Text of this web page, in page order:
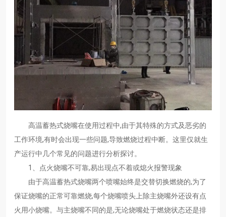
高温蓄热式烧嘴在使用过程中,由于其特殊的方式及恶劣的
工作环境,有时会出现一些问题,导致燃烧过程中断。这里仅就生
产运行中几个常见的问题进行分析探讨。
1、点火烧嘴不可靠,易出现点不着或熄火报警现象
由于高温蓄热式烧嘴两个喷嘴始终是交替切换燃烧的,为了
保证烧嘴的正常可靠燃烧,每个烧嘴喷头上除主烧嘴外还设有点
火用小烧嘴。与主烧嘴不同的是,无论烧嘴处于燃烧状态还是排